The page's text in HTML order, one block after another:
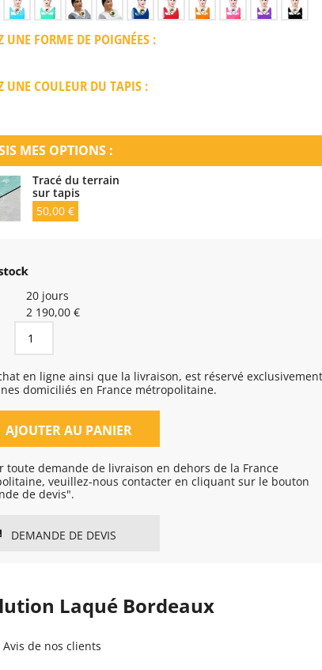
UNE FORME DE POIGNÉES :
UNE COULEUR DU TAPIS :
MES OPTIONS :
Tracé du terrain
sur tapis
50,00 €
20 jours
2 190,00 €
domiciliés en France métropolitaine.
AJOUTER AU PANIER
toute demande de livraison en dehors de la France
veuillez-nous contacter en cliquant sur le bouton
de devis".
DEMANDE DE DEVIS
Laqué Bordeaux
Avis de nos clients